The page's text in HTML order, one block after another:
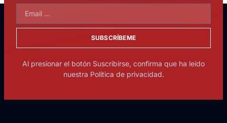
SUBSCRÍBEME
Al presionar el botón Suscribirse, confirma que ha leído
nuestra Política de privacidad.